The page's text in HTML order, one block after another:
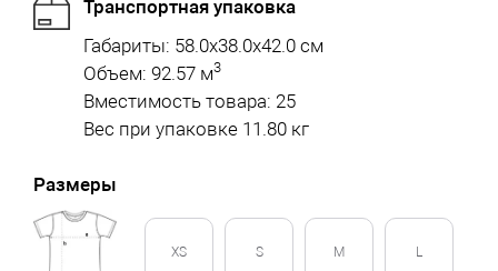
Транспортная упаковка
Габариты: 58.0x38.0x42.0 см
Объем: 92.57 м3
Вместимость товара: 25
Вес при упаковке 11.80 кг
Размеры
XS S M L